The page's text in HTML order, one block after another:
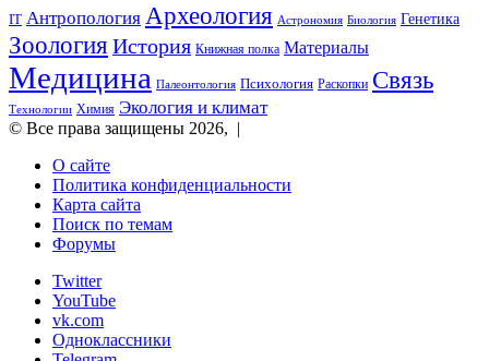
IT Антропология Археология Астрономия Биология Генетика
Зоология История Книжная полка Материалы
Медицина Палеонтология Психология Раскопки Связь
Технологии Химия Экология и климат
© Все права защищены 2026, |
О сайте
Политика конфиденциальности
Карта сайта
Поиск по темам
Форумы
Twitter
YouTube
vk.com
Одноклассники